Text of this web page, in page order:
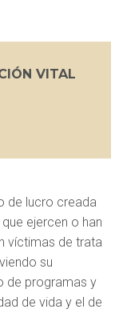
VITAL
de lucro creada
ejercen o han
víctimas de trata
su
de programas y
de vida y el de